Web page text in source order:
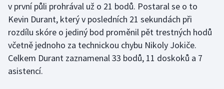
v první půli prohrával už o 21 bodů. Postaral se o to
Kevin Durant, který v posledních 21 sekundách při
rozdílu skóre o jediný bod proměnil pět trestných hodů
včetně jednoho za technickou chybu Nikoly Jokiče.
Celkem Durant zaznamenal 33 bodů, 11 doskoků a 7
asistencí.